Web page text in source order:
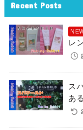
Recent Posts
レ
ス
あ